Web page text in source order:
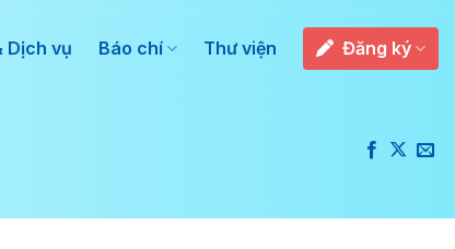
Dịch vụ Báo chí Thư viện Đăng ký